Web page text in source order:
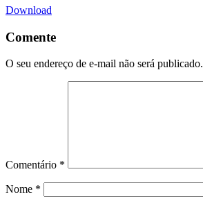
Download
Comente
O seu endereço de e-mail não será publicado.
Comentário *
Nome *